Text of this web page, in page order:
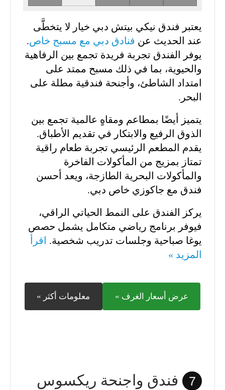
يعتبر فندق نيكي بيتش دبي خيار لا يتخطَّى
عند الحديث عن فنادق دبي مع مسبح خاص.
يوفر الفندق تجربة فريدة تجمع بين الرفاهية
والحيوية، بما في ذلك مسبح ممتد على
امتداد الشاطئ، وأجنحة فندقية مطلة على
البحر.
يتميز أيضًا بمطاعم ومقاهٍ عالمية تجمع بين
الذوق الرفيع والابتكار في تقديم الأطباق.
يقدم المطعم الرئيسي تجربة طعام راقية
تمتاز بمزيج من المأكولات الفاخرة
والمأكولات البحرية الطازجة، ويعد أحسن
فندق مع جاكوزي خاص دبي.
يركز الفندق على النمط الحياتي الراقي،
فيوفر برنامج رياضي متكامل يشمل حصص
يوغا صباحية وجلسات تدريب شخصية.
اقرأ
المزيد »
عرض أسعار الغرف » معلومات أكثر »
7
فندق واجنحة ريكسوس